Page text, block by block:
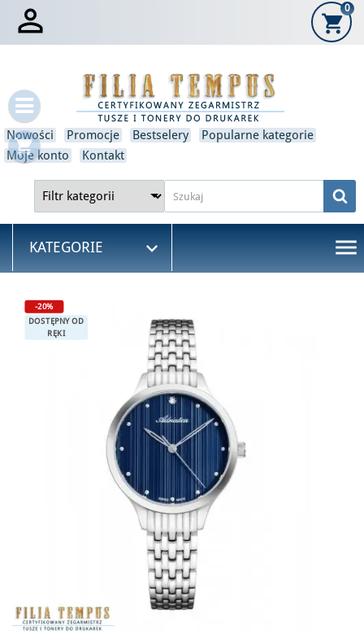

shopping_cart
shopping_cart
0
Nowości Promocje Bestselery
Popularne kategorie
Moje konto
Kontakt
KATEGORIE  menu
-20%
DOSTĘPNY OD
RĘKI
Zaloguj się ×
Musisz być zalogowany, aby zapisać produkty na swojej
liście życzeń.
Anulować